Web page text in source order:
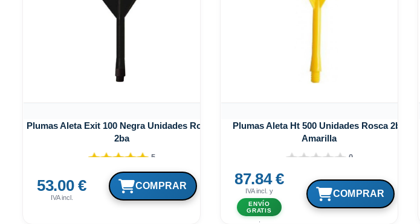
Plumas Aleta Exit 100 Negra Unidades Rosca
2ba
5
53.00 €
IVA incl.
Plumas Aleta Ht 500 Unidades Rosca 2ba
Amarilla
0
87.84 €
IVA incl. y
ENVÍO
GRATIS
.